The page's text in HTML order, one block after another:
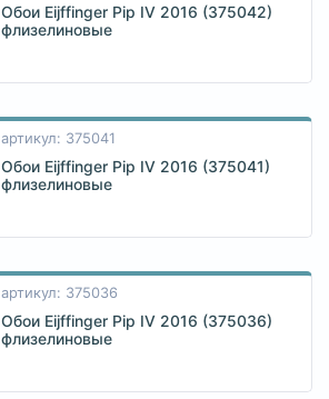
Обои Eijffinger Pip IV 2016 (375042)
флизелиновые
артикул: 375041
Обои Eijffinger Pip IV 2016 (375041)
флизелиновые
артикул: 375036
Обои Eijffinger Pip IV 2016 (375036)
флизелиновые